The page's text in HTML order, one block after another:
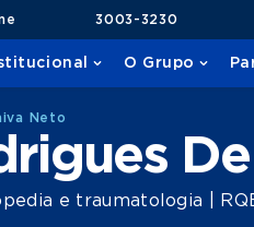
3003-3230
O Grupo
Neto
e traumatologia |